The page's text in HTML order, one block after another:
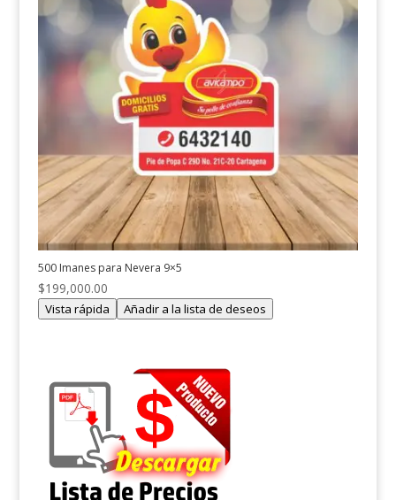
500 Imanes para Nevera 9×5
$199,000.00
Vista rápida Añadir a la lista de deseos